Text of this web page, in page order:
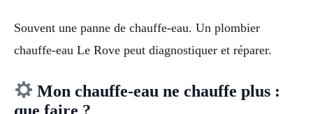
Souvent une panne de chauffe-eau. Un plombier
chauffe-eau Le Rove peut diagnostiquer et réparer.
Mon chauffe-eau ne chauffe plus :
que faire ?